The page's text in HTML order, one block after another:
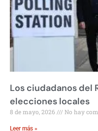
Los ciudadanos del
elecciones locales
8 de mayo, 2026 No hay
Leer más »